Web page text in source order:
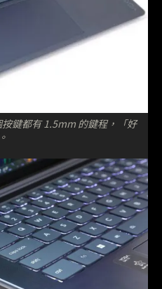
鍵都有 1.5mm 的鍵程，「好